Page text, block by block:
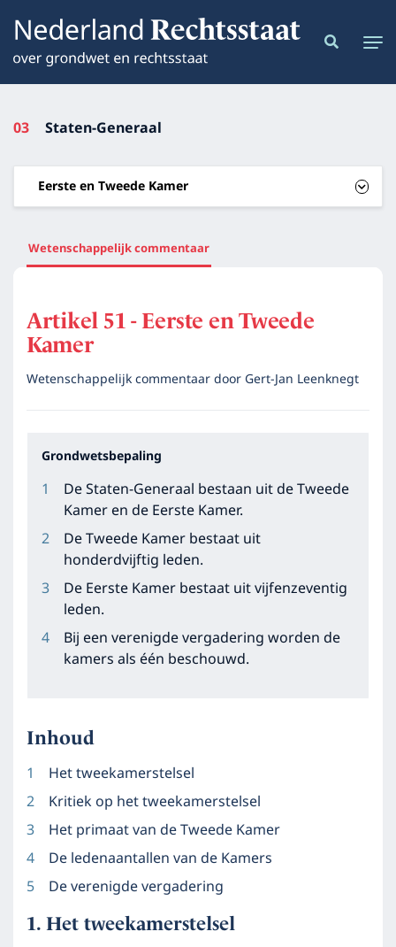
03 Staten-Generaal
Eerste en Tweede Kamer
Wetenschappelijk commentaar
Artikel 51 - Eerste en Tweede
Kamer
Wetenschappelijk commentaar door Gert-Jan Leenknegt
Grondwetsbepaling
De Staten-Generaal bestaan uit de Tweede
Kamer en de Eerste Kamer.
De Tweede Kamer bestaat uit
honderdvijftig leden.
De Eerste Kamer bestaat uit vijfenzeventig
leden.
Bij een verenigde vergadering worden de
kamers als één beschouwd.
Inhoud
Het tweekamerstelsel
Kritiek op het tweekamerstelsel
Het primaat van de Tweede Kamer
De ledenaantallen van de Kamers
De verenigde vergadering
Het tweekamerstelsel